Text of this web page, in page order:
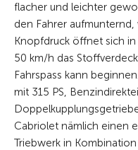
flacher und leichter
den Fahrer
Knopfdruck öffnet sich
50 km/h das
Fahrspass kann
mit 315 PS,
Cabriolet nämlich einen
Triebwerk in